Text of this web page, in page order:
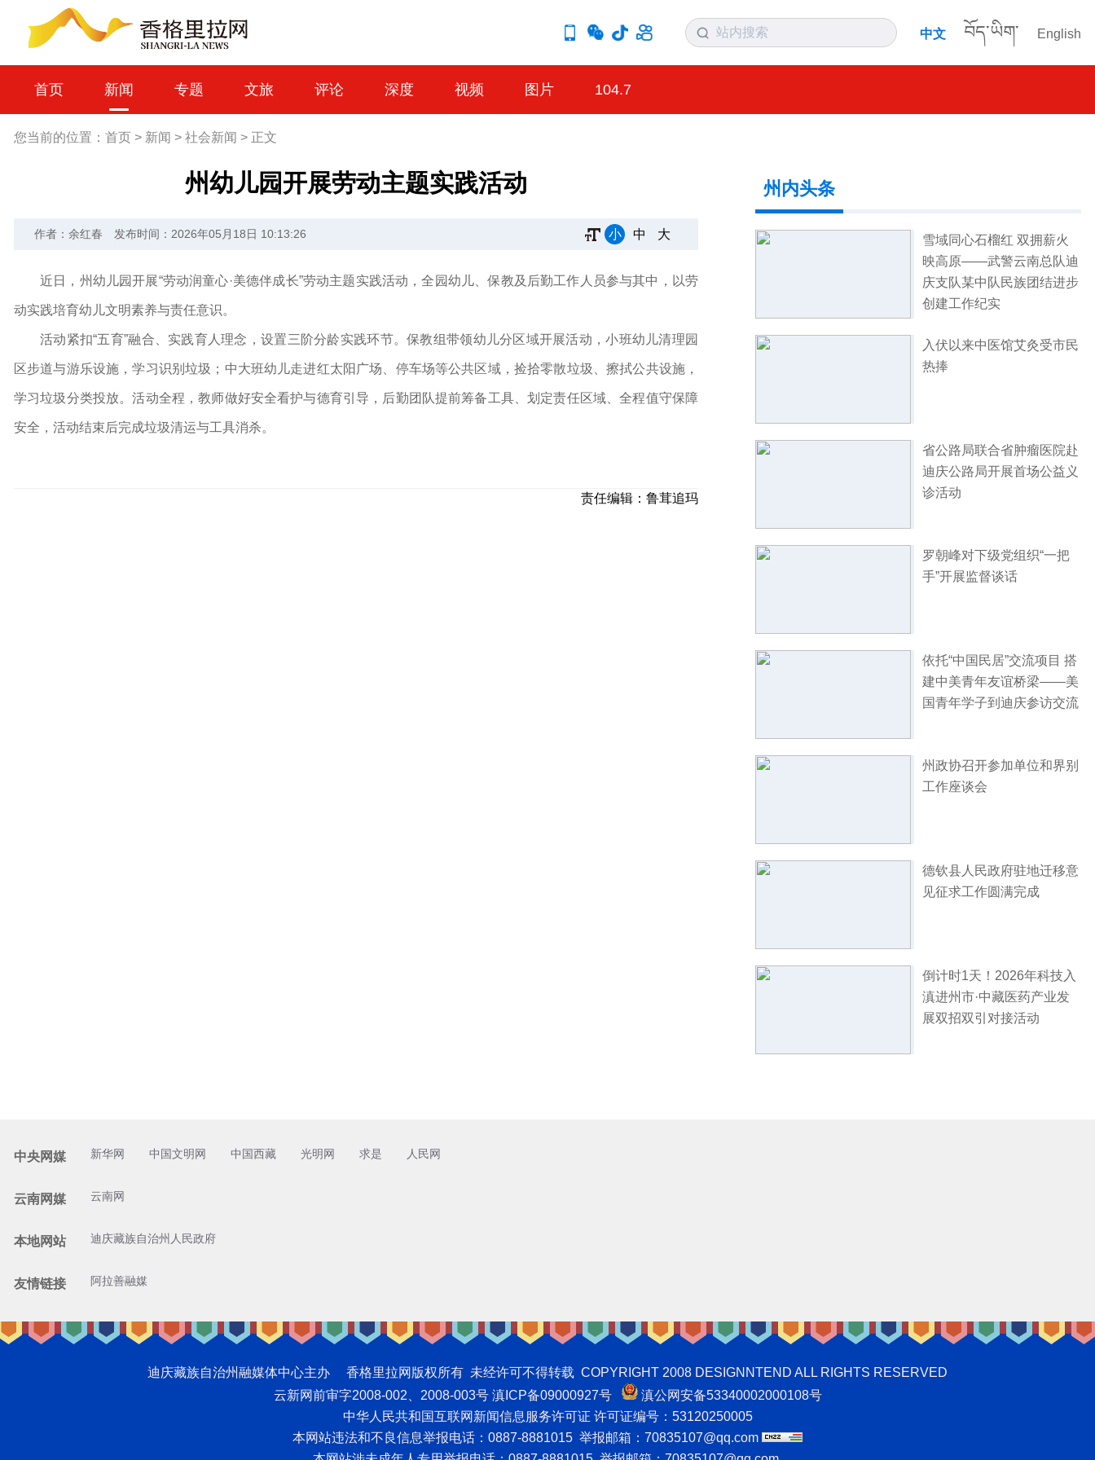
中文 བོད་ཡིག་ English
首页 新闻 专题 文旅 评论 深度 视频 图片 104.7
您当前的位置： 首页 > 新闻 > 社会新闻 > 正文
州幼儿园开展劳动主题实践活动
作者：余红春 发布时间：2026年05月18日 10:13:26 小 中 大
近日，州幼儿园开展“劳动润童心·美德伴成长”劳动主题实践活动，全园幼儿、保教及后勤工作人员参与其中，以劳
动实践培育幼儿文明素养与责任意识。
活动紧扣“五育”融合、实践育人理念，设置三阶分龄实践环节。保教组带领幼儿分区域开展活动，小班幼儿清理园
区步道与游乐设施，学习识别垃圾；中大班幼儿走进红太阳广场、停车场等公共区域，捡拾零散垃圾、擦拭公共设施，
学习垃圾分类投放。活动全程，教师做好安全看护与德育引导，后勤团队提前筹备工具、划定责任区域、全程值守保障
安全，活动结束后完成垃圾清运与工具消杀。
责任编辑： 鲁茸追玛
州内头条
雪域同心石榴红 双拥薪火
映高原——武警云南总队迪
庆支队某中队民族团结进步
创建工作纪实
入伏以来中医馆艾灸受市民
热捧
省公路局联合省肿瘤医院赴
迪庆公路局开展首场公益义
诊活动
罗朝峰对下级党组织“一把
手”开展监督谈话
依托“中国民居”交流项目 搭
建中美青年友谊桥梁——美
国青年学子到迪庆参访交流
州政协召开参加单位和界别
工作座谈会
德钦县人民政府驻地迁移意
见征求工作圆满完成
倒计时1天！2026年科技入
滇进州市·中藏医药产业发
展双招双引对接活动
中央网媒 新华网 中国文明网 中国西藏 光明网 求是 人民网
云南网媒 云南网
本地网站 迪庆藏族自治州人民政府
友情链接 阿拉善融媒
迪庆藏族自治州融媒体中心主办 香格里拉网版权所有 未经许可不得转载 COPYRIGHT 2008 DESIGNNTEND ALL RIGHTS RESERVED
云新网前审字2008-002、2008-003号 滇ICP备09000927号
滇公网安备53340002000108号
中华人民共和国互联网新闻信息服务许可证 许可证编号：53120250005
本网站违法和不良信息举报电话：0887-8881015 举报邮箱：70835107@qq.com